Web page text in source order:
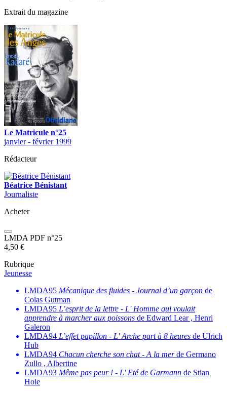
Extrait du magazine
Le Matricule n°25
janvier - février 1999
Rédacteur
Béatrice Bénistant
Journaliste
Acheter
LMDA PDF n°25
4,50 €
Rubrique
Jeunesse
LMDA95 Mécanique des fluides - Journal d’un garçon de
Colas Gutman
LMDA95 L’esprit de la lettre - L' Homme qui voulait
apprendre à marcher aux poissons de Edward Lear , Henri
Galeron
LMDA94 L’effet papillon - L' Arche part à 8 heures de Ulrich
Hub
LMDA94 Chacun cherche son chat -A la merde Germano
Zullo , Albertine
LMDA93 Même pas peur ! - L' Eté de Garmann de Stian
Hole